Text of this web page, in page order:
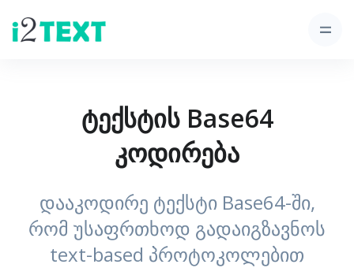
ტექსტის Base64
კოდირება
დააკოდირე ტექსტი Base64-ში,
რომ უსაფრთხოდ გადაიგზავნოს
text-based პროტოკოლებით